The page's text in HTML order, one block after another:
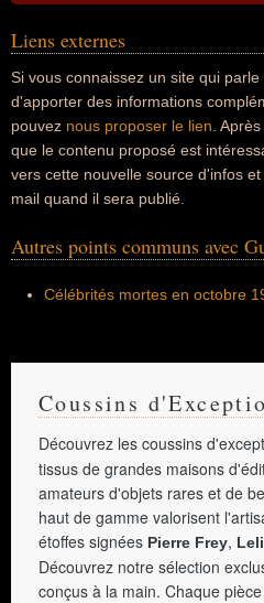
Liens externes
Si vous connaissez un site qui
d'apporter des informations
pouvez nous proposer le lien .
que le contenu proposé est
vers cette nouvelle source d'infos
mail quand il sera publié.
Autres points communs avec
Célébrités mortes en octobre
Coussins
Découvrez les coussins
tissus de grandes maisons
amateurs d'objets rares et de
haut de gamme valorisent
étoffes signées Pierre Frey,
Découvrez notre sélection
conçus à la main. Chaque